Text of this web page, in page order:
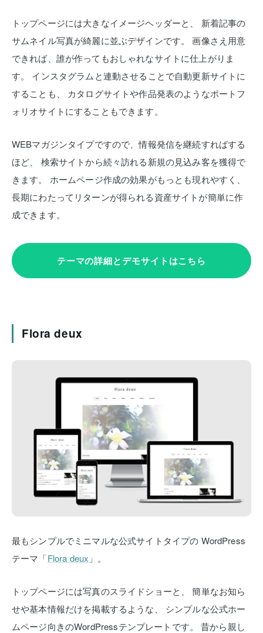
トップページには大きなイメージヘッダーと、
新着記事の
サムネイル写真が綺麗に並ぶデザインです。
画像さえ用意
できれば、誰が作ってもおしゃれなサイトに仕上がりま
す。
インスタグラムと連動させることで自動更新サイトに
することも、
カタログサイトや作品発表のようなポートフ
ォリオサイトにすることもできます。
WEBマガジンタイプですので、情報発信を継続すればする
ほど、
検索サイトから続々訪れる新規の見込み客を獲得で
きます。
ホームページ作成の効果がもっとも現れやすく、
長期にわたってリターンが得られる資産サイトが簡単に作
成できます。
テーマの詳細とデモサイトはこちら
Flora deux
最もシンプルでミニマルな公式サイトタイプの WordPress
テーマ「Flora deux 」。
トップページには写真のスライドショーと、
簡単なお知ら
せや基本情報だけを掲載するような、
シンプルな公式ホー
ムページ向きのWordPressテンプレートです。
昔から親し